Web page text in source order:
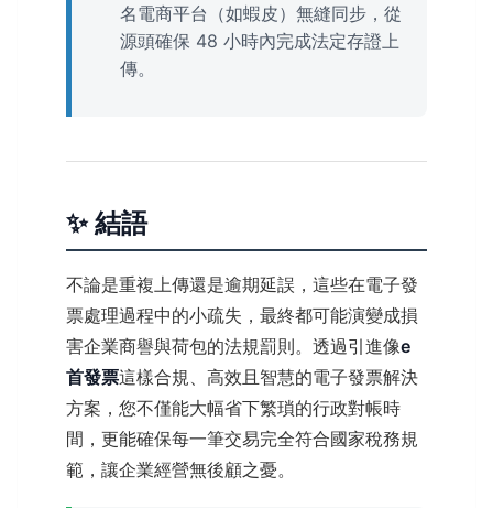
名電商平台（如蝦皮）無縫同步，從
源頭確保 48 小時內完成法定存證上
傳。
✨ 結語
不論是重複上傳還是逾期延誤，這些在電子發
票處理過程中的小疏失，最終都可能演變成損
害企業商譽與荷包的法規罰則。透過引進像e
首發票這樣合規、高效且智慧的電子發票解決
方案，您不僅能大幅省下繁瑣的行政對帳時
間，更能確保每一筆交易完全符合國家稅務規
範，讓企業經營無後顧之憂。